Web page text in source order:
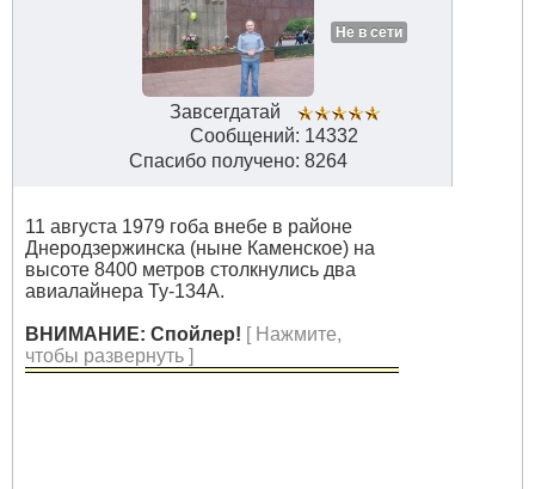
Не в сети
Завсегдатай
Сообщений: 14332
Спасибо получено: 8264
11 августа 1979 гоба внебе в районе
Днеродзержинска (ныне Каменское) на
высоте 8400 метров столкнулись два
авиалайнера Ту-134А.
ВНИМАНИЕ: Спойлер! [ Нажмите,
чтобы развернуть ]